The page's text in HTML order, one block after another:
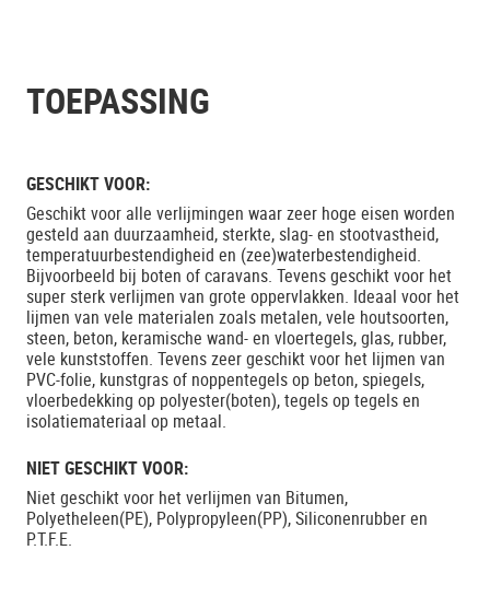
TOEPASSING
GESCHIKT VOOR:
Geschikt voor alle verlijmingen waar zeer hoge eisen worden
gesteld aan duurzaamheid, sterkte, slag- en stootvastheid,
temperatuurbestendigheid en (zee)waterbestendigheid.
Bijvoorbeeld bij boten of caravans. Tevens geschikt voor het
super sterk verlijmen van grote oppervlakken. Ideaal voor het
lijmen van vele materialen zoals metalen, vele houtsoorten,
steen, beton, keramische wand- en vloertegels, glas, rubber,
vele kunststoffen. Tevens zeer geschikt voor het lijmen van
PVC-folie, kunstgras of noppentegels op beton, spiegels,
vloerbedekking op polyester(boten), tegels op tegels en
isolatiemateriaal op metaal.
NIET GESCHIKT VOOR:
Niet geschikt voor het verlijmen van Bitumen,
Polyetheleen(PE), Polypropyleen(PP), Siliconenrubber en
P.T.F.E.